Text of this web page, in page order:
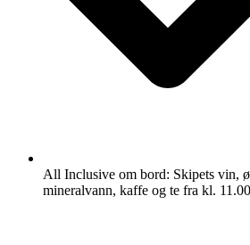
All Inclusive om bord: Skipets vin,
mineralvann, kaffe og te fra kl.